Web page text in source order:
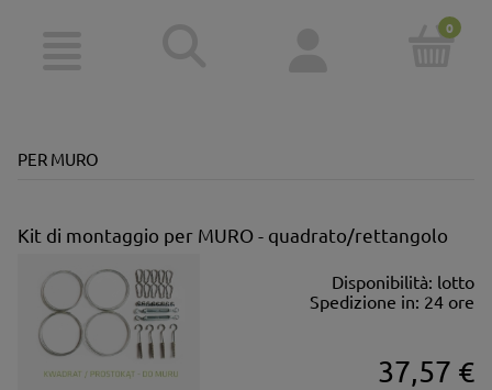
PER MURO
Kit di montaggio per MURO - quadrato/rettangolo
Disponibilità: lotto
Spedizione in: 24 ore
37,57 €